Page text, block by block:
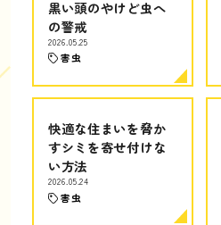
黒い頭のやけど虫へ
の警戒
2026.05.25
害虫
快適な住まいを脅か
すシミを寄せ付けな
い方法
2026.05.24
害虫